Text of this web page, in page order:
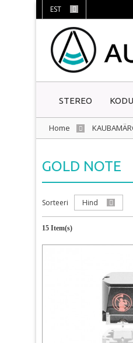
EST
STEREO
Home
GOLD NOTE
Sorteeri Hind
15 Item(s)